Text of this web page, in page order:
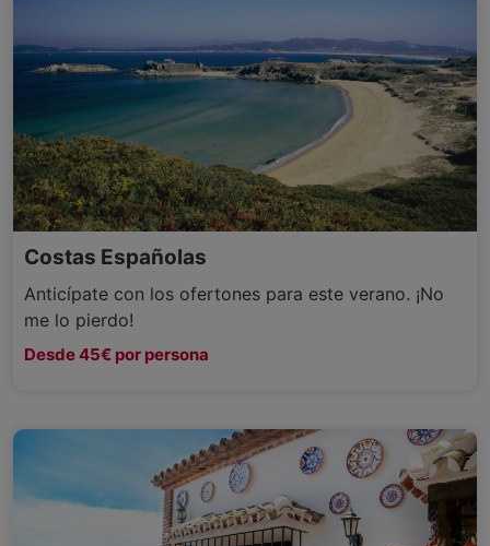
Costas Españolas
Anticípate con los ofertones para este verano. ¡No
me lo pierdo!
Desde 45€ por persona